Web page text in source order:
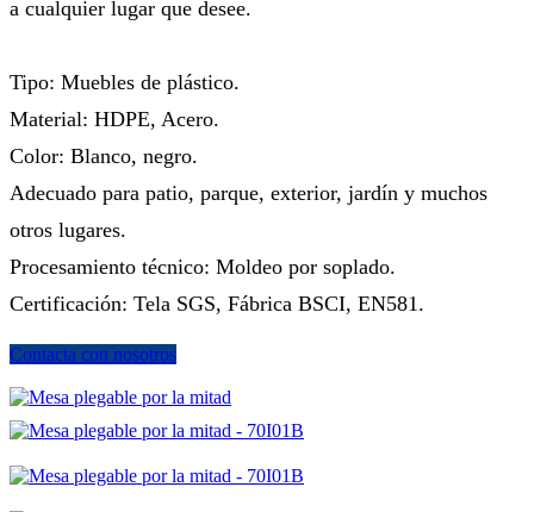
a cualquier lugar que desee.
Tipo: Muebles de plástico.
Material: HDPE, Acero.
Color: Blanco, negro.
Adecuado para patio, parque, exterior, jardín y muchos
otros lugares.
Procesamiento técnico: Moldeo por soplado.
Certificación: Tela SGS, Fábrica BSCI, EN581.
Contacta con nosotros